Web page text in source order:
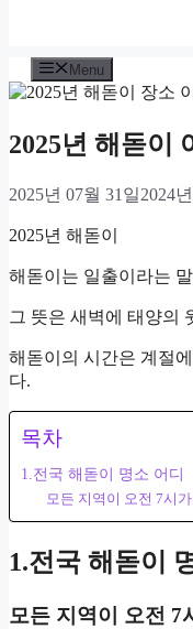
Menu
2025년 해돋이
2025년 07월 31일2024
2025년 해돋이
해돋이는 일출이라는
그 뜻은 새벽에 태양의
해돋이의 시간은 계절
다.
목차
1.전국 해돋이 명소 어디
모든 지역이 오전 7시
1.전국 해돋이
모든 지역이 오전 7